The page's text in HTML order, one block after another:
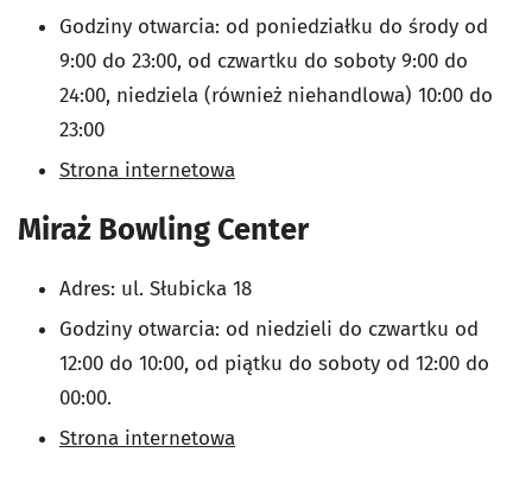
Godziny otwarcia: od poniedziałku do środy od
9:00 do 23:00, od czwartku do soboty 9:00 do
24:00, niedziela (również niehandlowa) 10:00 do
23:00
Strona internetowa
Miraż Bowling Center
Adres: ul. Słubicka 18
Godziny otwarcia: od niedzieli do czwartku od
12:00 do 10:00, od piątku do soboty od 12:00 do
00:00.
Strona internetowa